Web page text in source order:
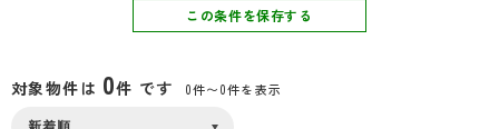
この条件を保存する
対象物件は 0件 です 0件〜0件を表示